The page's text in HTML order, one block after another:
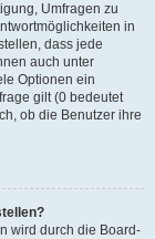
Umfragen zu
in
dass jede
auch unter
Optionen ein
gilt (0 bedeutet
ob die Benutzer ihre
wird durch die Board-